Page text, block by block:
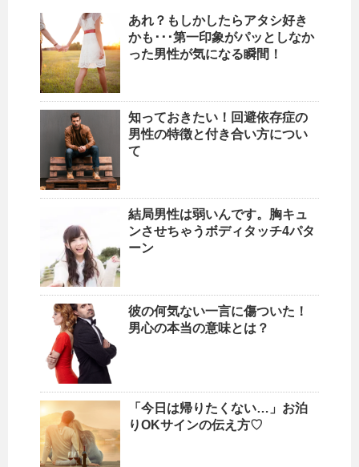
あれ？もしかしたらアタシ好き
かも･･･第一印象がパッとしなか
った男性が気になる瞬間！
知っておきたい！回避依存症の
男性の特徴と付き合い方につい
て
結局男性は弱いんです。胸キュ
ンさせちゃうボディタッチ4パタ
ーン
彼の何気ない一言に傷ついた！
男心の本当の意味とは？
「今日は帰りたくない…」お泊
りOKサインの伝え方♡